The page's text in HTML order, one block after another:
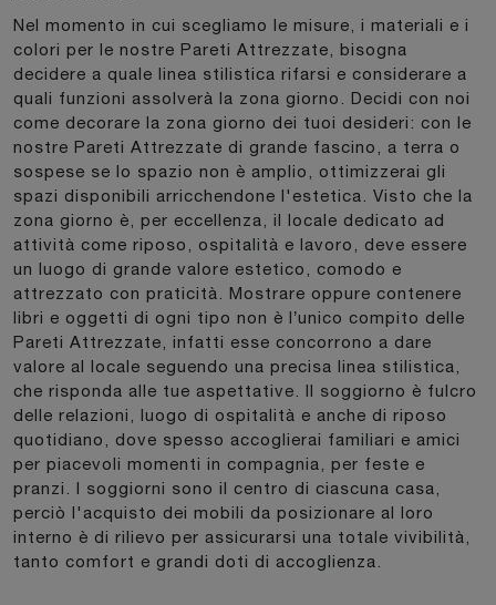
Nel momento in cui scegliamo le misure, i materiali e i
colori per le nostre Pareti Attrezzate, bisogna
decidere a quale linea stilistica rifarsi e considerare a
quali funzioni assolverà la zona giorno. Decidi con noi
come decorare la zona giorno dei tuoi desideri: con le
nostre Pareti Attrezzate di grande fascino, a terra o
sospese se lo spazio non è amplio, ottimizzerai gli
spazi disponibili arricchendone l'estetica. Visto che la
zona giorno è, per eccellenza, il locale dedicato ad
attività come riposo, ospitalità e lavoro, deve essere
un luogo di grande valore estetico, comodo e
attrezzato con praticità. Mostrare oppure contenere
libri e oggetti di ogni tipo non è l’unico compito delle
Pareti Attrezzate, infatti esse concorrono a dare
valore al locale seguendo una precisa linea stilistica,
che risponda alle tue aspettative. Il soggiorno è fulcro
delle relazioni, luogo di ospitalità e anche di riposo
quotidiano, dove spesso accoglierai familiari e amici
per piacevoli momenti in compagnia, per feste e
pranzi. I soggiorni sono il centro di ciascuna casa,
perciò l'acquisto dei mobili da posizionare al loro
interno è di rilievo per assicurarsi una totale vivibilità,
tanto comfort e grandi doti di accoglienza.